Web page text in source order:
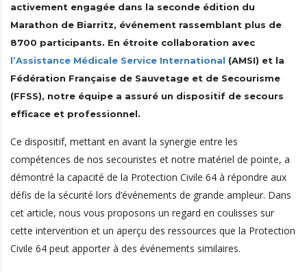
activement engagée dans la seconde édition du
Marathon de Biarritz, événement rassemblant plus de
8700 participants. En étroite collaboration avec
l’Assistance Médicale Service International (AMSI) et la
Fédération Française de Sauvetage et de Secourisme
(FFSS), notre équipe a assuré un dispositif de secours
efficace et professionnel.
Ce dispositif, mettant en avant la synergie entre les
compétences de nos secouristes et notre matériel de pointe, a
démontré la capacité de la Protection Civile 64 à répondre aux
défis de la sécurité lors d’événements de grande ampleur. Dans
cet article, nous vous proposons un regard en coulisses sur
cette intervention et un aperçu des ressources que la Protection
Civile 64 peut apporter à des événements similaires.